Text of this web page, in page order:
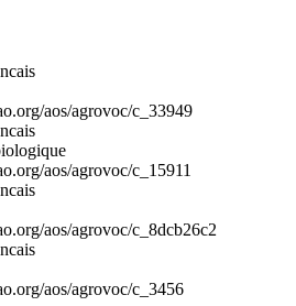
aos/agrovoc/c_33949
aos/agrovoc/c_15911
aos/agrovoc/c_8dcb26c2
aos/agrovoc/c_3456